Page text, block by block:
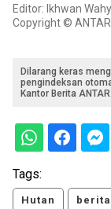
Editor: Ikhwan
Copyright ©
Dilarang keras
pengindeksan
Kantor Berita
Tags:
Hutan